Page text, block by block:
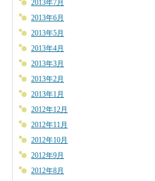
2013年7月
2013年6月
2013年5月
2013年4月
2013年3月
2013年2月
2013年1月
2012年12月
2012年11月
2012年10月
2012年9月
2012年8月